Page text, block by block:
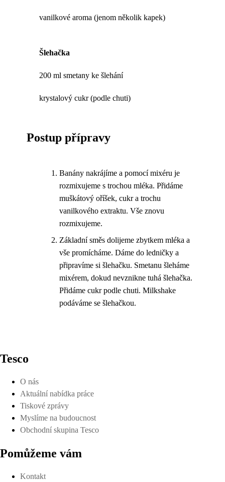
vanilkové aroma (jenom několik kapek)
Šlehačka
200 ml smetany ke šlehání
krystalový cukr (podle chuti)
Postup přípravy
Banány nakrájíme a pomocí mixéru je
rozmixujeme s trochou mléka. Přidáme
muškátový oříšek, cukr a trochu
vanilkového extraktu. Vše znovu
rozmixujeme.
Základní směs dolijeme zbytkem mléka a
vše promícháme. Dáme do ledničky a
připravíme si šlehačku. Smetanu šleháme
mixérem, dokud nevznikne tuhá šlehačka.
Přidáme cukr podle chuti. Milkshake
podáváme se šlehačkou.
Tesco
O nás
Aktuální nabídka práce
Tiskové zprávy
Myslíme na budoucnost
Obchodní skupina Tesco
Pomůžeme vám
Kontakt